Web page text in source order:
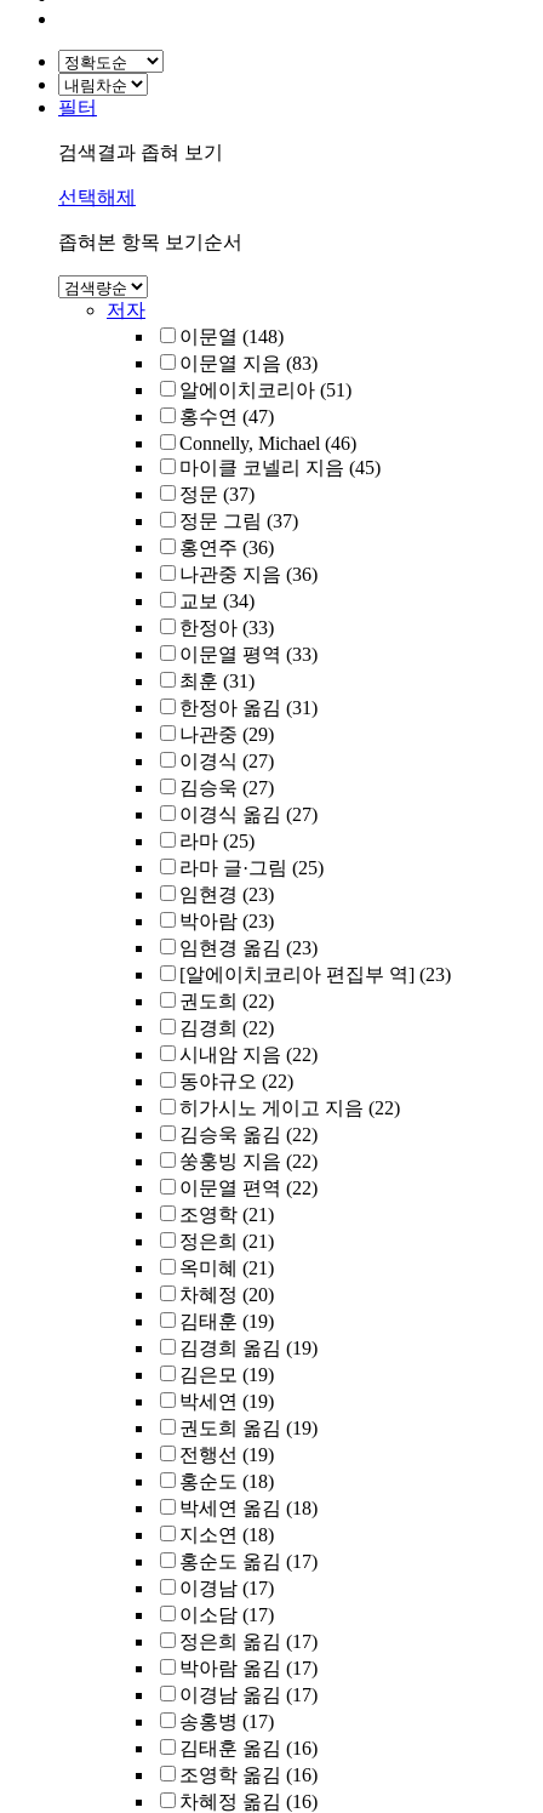
필터
검색결과 좁혀 보기
선택해제
좁혀본 항목 보기순서
저자
이문열 (148)
이문열 지음 (83)
알에이치코리아 (51)
홍수연 (47)
Connelly, Michael (46)
마이클 코넬리 지음 (45)
정문 (37)
정문 그림 (37)
홍연주 (36)
나관중 지음 (36)
교보 (34)
한정아 (33)
이문열 평역 (33)
최훈 (31)
한정아 옮김 (31)
나관중 (29)
이경식 (27)
김승욱 (27)
이경식 옮김 (27)
라마 (25)
라마 글·그림 (25)
임현경 (23)
박아람 (23)
임현경 옮김 (23)
[알에이치코리아 편집부 역] (23)
권도희 (22)
김경희 (22)
시내암 지음 (22)
동야규오 (22)
히가시노 게이고 지음 (22)
김승욱 옮김 (22)
쑹훙빙 지음 (22)
이문열 편역 (22)
조영학 (21)
정은희 (21)
옥미혜 (21)
차혜정 (20)
김태훈 (19)
김경희 옮김 (19)
김은모 (19)
박세연 (19)
권도희 옮김 (19)
전행선 (19)
홍순도 (18)
박세연 옮김 (18)
지소연 (18)
홍순도 옮김 (17)
이경남 (17)
이소담 (17)
정은희 옮김 (17)
박아람 옮김 (17)
이경남 옮김 (17)
송홍병 (17)
김태훈 옮김 (16)
조영학 옮김 (16)
차혜정 옮김 (16)